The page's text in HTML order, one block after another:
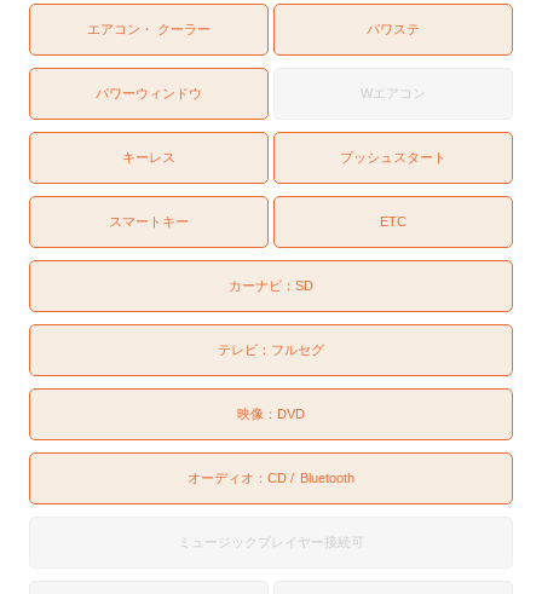
エアコン・ クーラー パワステ
パワーウィンドウ Wエアコン
キーレス プッシュスタート
スマートキー ETC
カーナビ： SD
テレビ： フルセグ
映像： DVD
オーディオ：CD Bluetooth
ミュージックプレイヤー接続可